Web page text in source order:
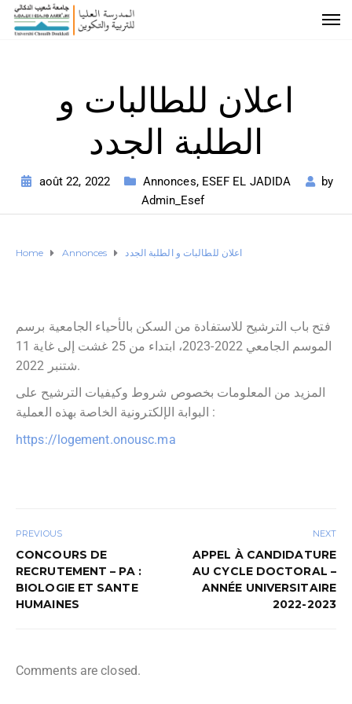
اعلان للطالبات و
الطلبة الجدد
août 22, 2022 Annonces, ESEF EL JADIDA
by
Admin_Esef
Home Annonces اعلان للطالبات و الطلبة الجدد
فتح باب الترشيح للاستفادة من السكن بالأحياء الجامعية برسم
الموسم الجامعي 2022-2023، ابتداء من 25 غشت إلى غاية 11
شتنبر 2022.
المزيد من المعلومات بخصوص شروط وكيفيات الترشيح على
البوابة الإلكترونية الخاصة بهذه العملية :
https://logement.onousc.ma
PREVIOUS
CONCOURS DE
RECRUTEMENT – PA :
BIOLOGIE ET SANTE
HUMAINES
NEXT
APPEL À CANDIDATURE
AU CYCLE DOCTORAL –
ANNÉE UNIVERSITAIRE
2022-2023
Comments are closed.